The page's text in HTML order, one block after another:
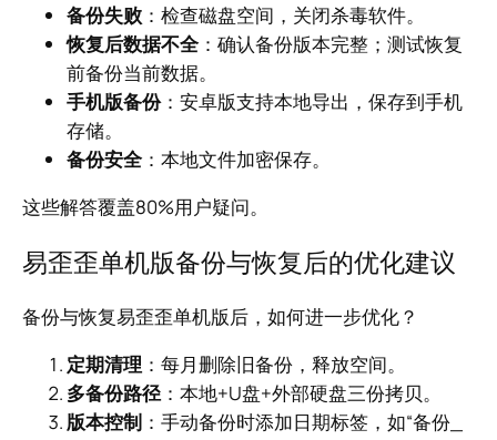
备份失败 ：检查磁盘空间，关闭杀毒软件。
恢复后数据不全：确认备份版本完整；测试恢复
前备份当前数据。
手机版备份：安卓版支持本地导出，保存到手机
存储。
备份安全：本地文件加密保存。
这些解答覆盖80%用户疑问。
易歪歪单机版备份与恢复后的优化建议
备份与恢复易歪歪单机版后，如何进一步优化？
定期清理 ：每月删除旧备份，释放空间。
多备份路径：本地+U盘+外部硬盘三份拷贝。
版本控制 ：手动备份时添加日期标签，如“备份_